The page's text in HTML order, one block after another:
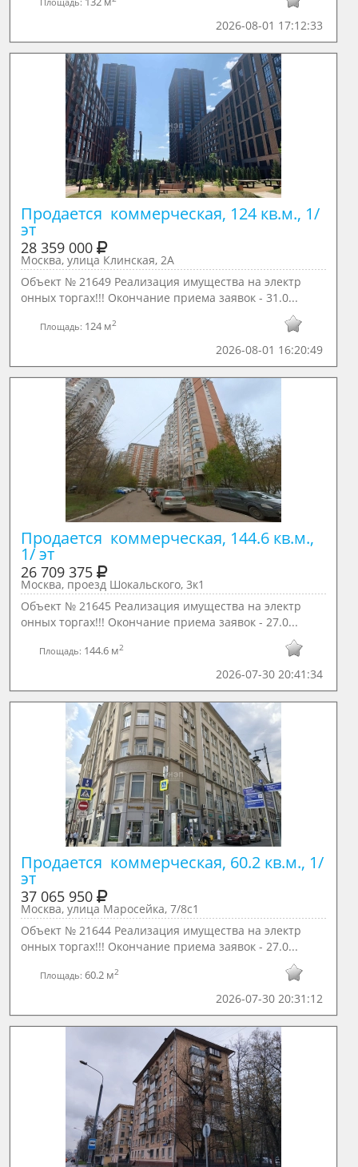
2026-08-01 17:12:33
Продается  коммерческая, 124 кв.м., 1/
эт
28 359 000
Москва, улица Клинская, 2А
Объект № 21649 Реализация имущества на электр
онных торгах!!! Окончание приема заявок - 31.0...
Площадь: 124 м2
2026-08-01 16:20:49
Продается  коммерческая, 144.6 кв.м.,
1/ эт
26 709 375
Москва, проезд Шокальского, 3к1
Объект № 21645 Реализация имущества на электр
онных торгах!!! Окончание приема заявок - 27.0...
Площадь: 144.6 м2
2026-07-30 20:41:34
Продается  коммерческая, 60.2 кв.м., 1/
эт
37 065 950
Москва, улица Маросейка, 7/8с1
Объект № 21644 Реализация имущества на электр
онных торгах!!! Окончание приема заявок - 27.0...
Площадь:60.2 м2
2026-07-30 20:31:12